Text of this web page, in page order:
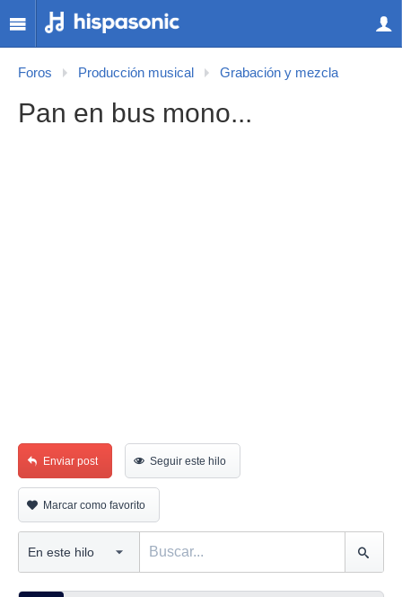
Foros Producción musical Grabación y mezcla
Pan en bus mono...
Enviar post Seguir este hilo
Marcar como favorito